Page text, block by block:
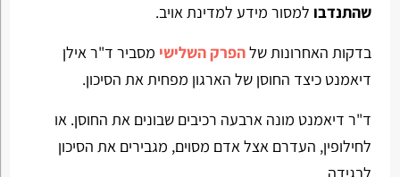
שהתנדבו למסור מידע למדינת אויב.
בדקות האחרונות שלהפרק השלישי מסביר ד"ר אילן
דיאמנט כיצד החוסן של הארגון מפחית את הסיכון.
ד"ר דיאמנט מונה ארבעה רכיבים שבונים את החוסן. או
לחילופין, העדרם אצל אדם מסוים, מגבירים את הסיכון